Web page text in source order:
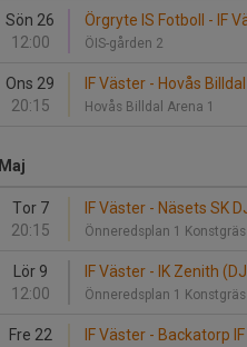
Sön 26
12:00
Örgryte IS Fotboll - IF
ÖIS-gården 2
Ons 29
20:15
IF Väster - Hovås Billdal
Hovås Billdal Arena 1
Maj
Tor 7
20:15
IF Väster - Näsets SK
Önneredsplan 1 Konstgräs
Lör 9
12:00
IF Väster - IK Zenith
Önneredsplan 1 Konstgräs
Fre 22
IF Väster - Backatorp